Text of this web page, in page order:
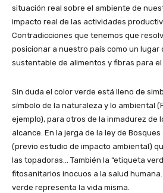
situación real sobre el ambiente de
impacto real de las actividades
Contradicciones que tenemos que
posicionar a nuestro país como un lugar
sustentable de alimentos y fibras para el
Sin duda el color verde está lleno de
símbolo de la naturaleza y lo ambiental
ejemplo), para otros de la inmadurez de
alcance. En la jerga de la ley de Bosques
(previo estudio de impacto ambiental)
las topadoras… También la “etiqueta
fitosanitarios inocuos a la salud
verde representa la vida misma.